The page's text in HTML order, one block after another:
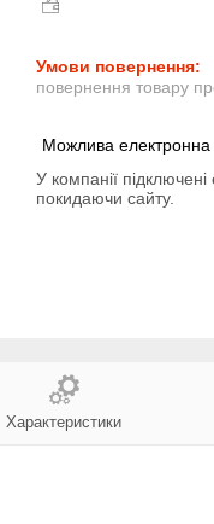
повернення товару
У компанії
покидаючи сайту.
Характеристики